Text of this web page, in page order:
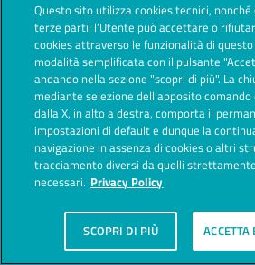
Comune di Briaglia
Comune di Brindisi
Comune di Broccostella
Comune di Broni
Comune di Brugnera
Comune di Bruino
Comune di Bucchianico
Comune di Budduso'
Comune di Budoia
Comune di Budoni
Comune di Budrio
Comune di Buglio in Monte
Questo sito utilizza cookies tecnici,
terze parti; l’Utente può accettare o
cookies attraverso le funzionalità di
modalità semplificata con il pulsante
andando nella sezione "scopri di più". La
mediante selezione dell’apposito
dalla X, in alto a destra, comporta il
impostazioni di default e dunque la
navigazione in assenza di cookies o altri
tracciamento diversi da quelli strettamente
necessari. Privacy Policy
SCOPRI DI PIÙ